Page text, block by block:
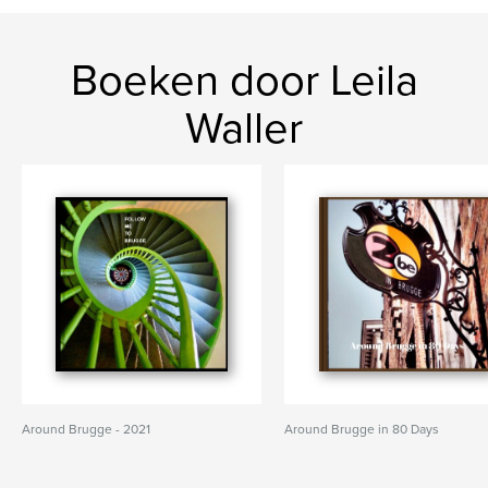
Boeken door Leila
Waller
Around Brugge - 2021 Around Brugge in 80 Days